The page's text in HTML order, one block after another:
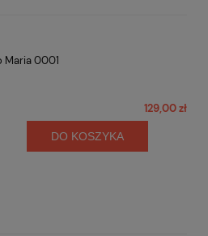
Maria 0001
129,00 zł
DO KOSZYKA